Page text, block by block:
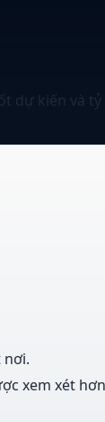
kiến và
nơi.
xem xét